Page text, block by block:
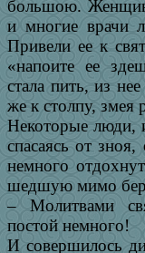
большою.
и многие врачи
Привели ее к
«напоите ее
стала пить, из
же к столпу, змея
Некоторые люди,
спасаясь от
немного
шедшую мимо
– Молитвами
постой немного!
И совершилось